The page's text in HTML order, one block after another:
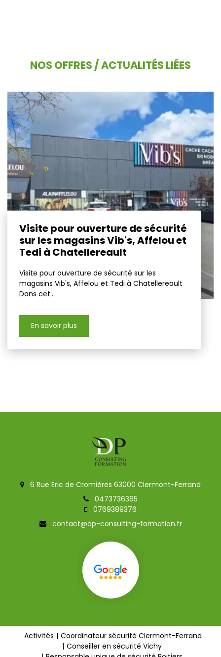
NOS OFFRES / ACTUALITÉS LIÉES
Visite pour ouverture de sécurité
sur les magasins Vib's, Affelou et
Tedi à Chatellereault
Visite pour ouverture de sécurité sur les
magasins Vib's, Affelou et Tedi à Chatellereault
Dans cet...
En savoir plus
6 Rue Eric de Cromières 63000 Clermont-Ferrand
0473736365
0769389376
contact@dp-consulting-formation.fr
Activités
Coordinateur sécurité Clermont-Ferrand
Conseiller en sécurité Vichy